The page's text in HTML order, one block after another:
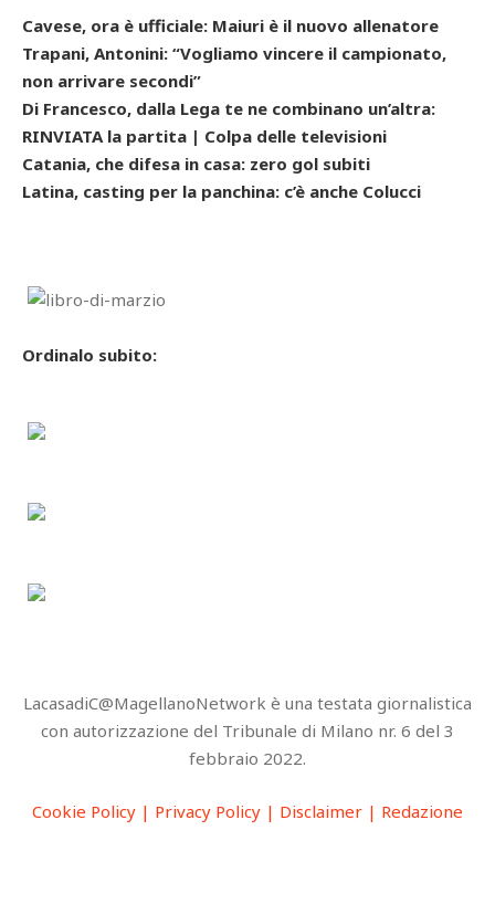
Cavese, ora è ufficiale: Maiuri è il nuovo allenatore
Trapani, Antonini: “Vogliamo vincere il campionato,
non arrivare secondi”
Di Francesco, dalla Lega te ne combinano un’altra:
RINVIATA la partita | Colpa delle televisioni
Catania, che difesa in casa: zero gol subiti
Latina, casting per la panchina: c’è anche Colucci
Ordinalo subito:
LacasadiC@MagellanoNetwork è una testata giornalistica
con autorizzazione del Tribunale di Milano nr. 6 del 3
febbraio 2022.
Cookie Policy | Privacy Policy | Disclaimer | Redazione